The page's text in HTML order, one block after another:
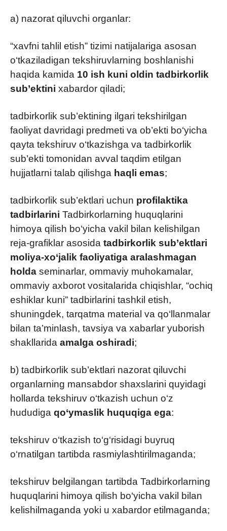
a) nazorat qiluvchi organlar:
“xavfni tahlil etish” tizimi natijalariga asosan
o‘tkaziladigan tekshiruvlarning boshlanishi
haqida kamida 10 ish kuni oldin tadbirkorlik
sub’ektini xabardor qiladi;
tadbirkorlik sub’ektining ilgari tekshirilgan
faoliyat davridagi predmeti va ob’ekti bo‘yicha
qayta tekshiruv o‘tkazishga va tadbirkorlik
sub’ekti tomonidan avval taqdim etilgan
hujjatlarni talab qilishga haqli emas;
tadbirkorlik sub’ektlari uchun profilaktika
tadbirlarini Tadbirkorlarning huquqlarini
himoya qilish bo‘yicha vakil bilan kelishilgan
reja-grafiklar asosida tadbirkorlik sub’ektlari
moliya-xo‘jalik faoliyatiga aralashmagan
holda seminarlar, ommaviy muhokamalar,
ommaviy axborot vositalarida chiqishlar, “ochiq
eshiklar kuni” tadbirlarini tashkil etish,
shuningdek, tarqatma material va qo‘llanmalar
bilan ta’minlash, tavsiya va xabarlar yuborish
shakllarida amalga oshiradi;
b) tadbirkorlik sub’ektlari nazorat qiluvchi
organlarning mansabdor shaxslarini quyidagi
hollarda tekshiruv o‘tkazish uchun o‘z
hududiga qo‘ymaslik huquqiga ega:
tekshiruv o‘tkazish to‘g‘risidagi buyruq
o‘rnatilgan tartibda rasmiylashtirilmaganda;
tekshiruv belgilangan tartibda Tadbirkorlarning
huquqlarini himoya qilish bo‘yicha vakil bilan
kelishilmaganda yoki u xabardor etilmaganda;